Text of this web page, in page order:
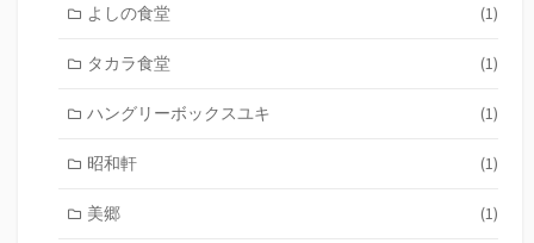
よしの食堂 (1)
タカラ食堂 (1)
ハングリーボックスユキ (1)
昭和軒 (1)
美郷 (1)